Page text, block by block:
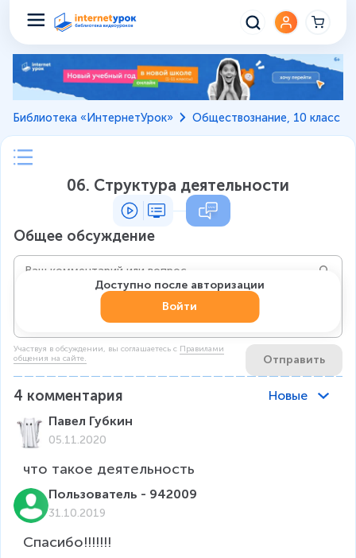
Библиотека «ИнтернетУрок» Обществознание, 10 класс
06. Структура деятельности
Общее обсуждение
Участвуя в обсуждении, вы соглашаетесь c Правилами
общения на сайте.
Отправить
Доступно после авторизации
Войти
4 комментария
Новые
Павел Губкин
05.11.2020
что такое деятельность
Пользователь - 942009
31.10.2019
Спасибо!!!!!!!